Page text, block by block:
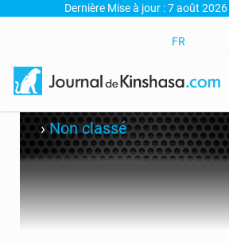
Dernière Mise à jour : 7 août
FR
›Non classé